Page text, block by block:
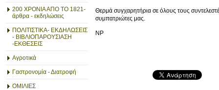
200 ΧΡΟΝΙΑ ΑΠΟ ΤΟ 1821-
άρθρα - εκδηλώσεις
ΠΟΛΙΤΙΣΤΙΚΑ- ΕΚΔΗΛΩΣΕΙΣ
- ΒΙΒΛΙΟΠΑΡΟΥΣΙΑΣΗ
-ΕΚΘΕΣΕΙΣ
Αγροτικά
Γαστρονομία - Διατροφή
ΟΜΙΛΙΕΣ
Θερμά συγχαρητήρια σε όλους τους
συμπατριώτες μας.
ΝΡ